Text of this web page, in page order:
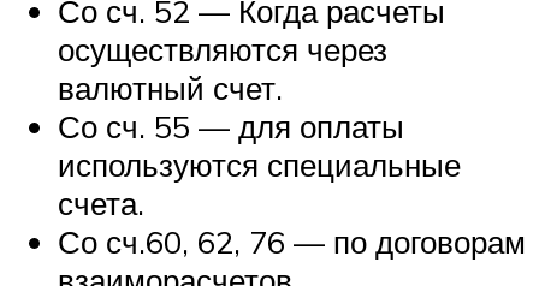
Со сч. 52 — Когда расчеты
осуществляются через
валютный счет.
Со сч. 55 — для оплаты
используются специальные
счета.
Со сч.60, 62, 76 — по договорам